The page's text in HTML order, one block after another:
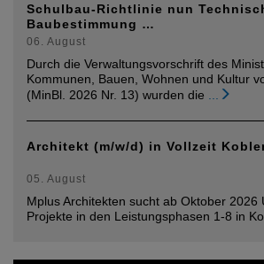
Schulbau-Richtlinie nun
Baubestimmung …
06. August
Durch die Verwaltungsvorschrift des
Kommunen, Bauen, Wohnen und Kultur
(MinBl. 2026 Nr. 13) wurden die
Architekt (m/w/d) in Vollzeit
05. August
Mplus Architekten sucht ab Oktober 2026
Projekte in den Leistungsphasen 1-8 in